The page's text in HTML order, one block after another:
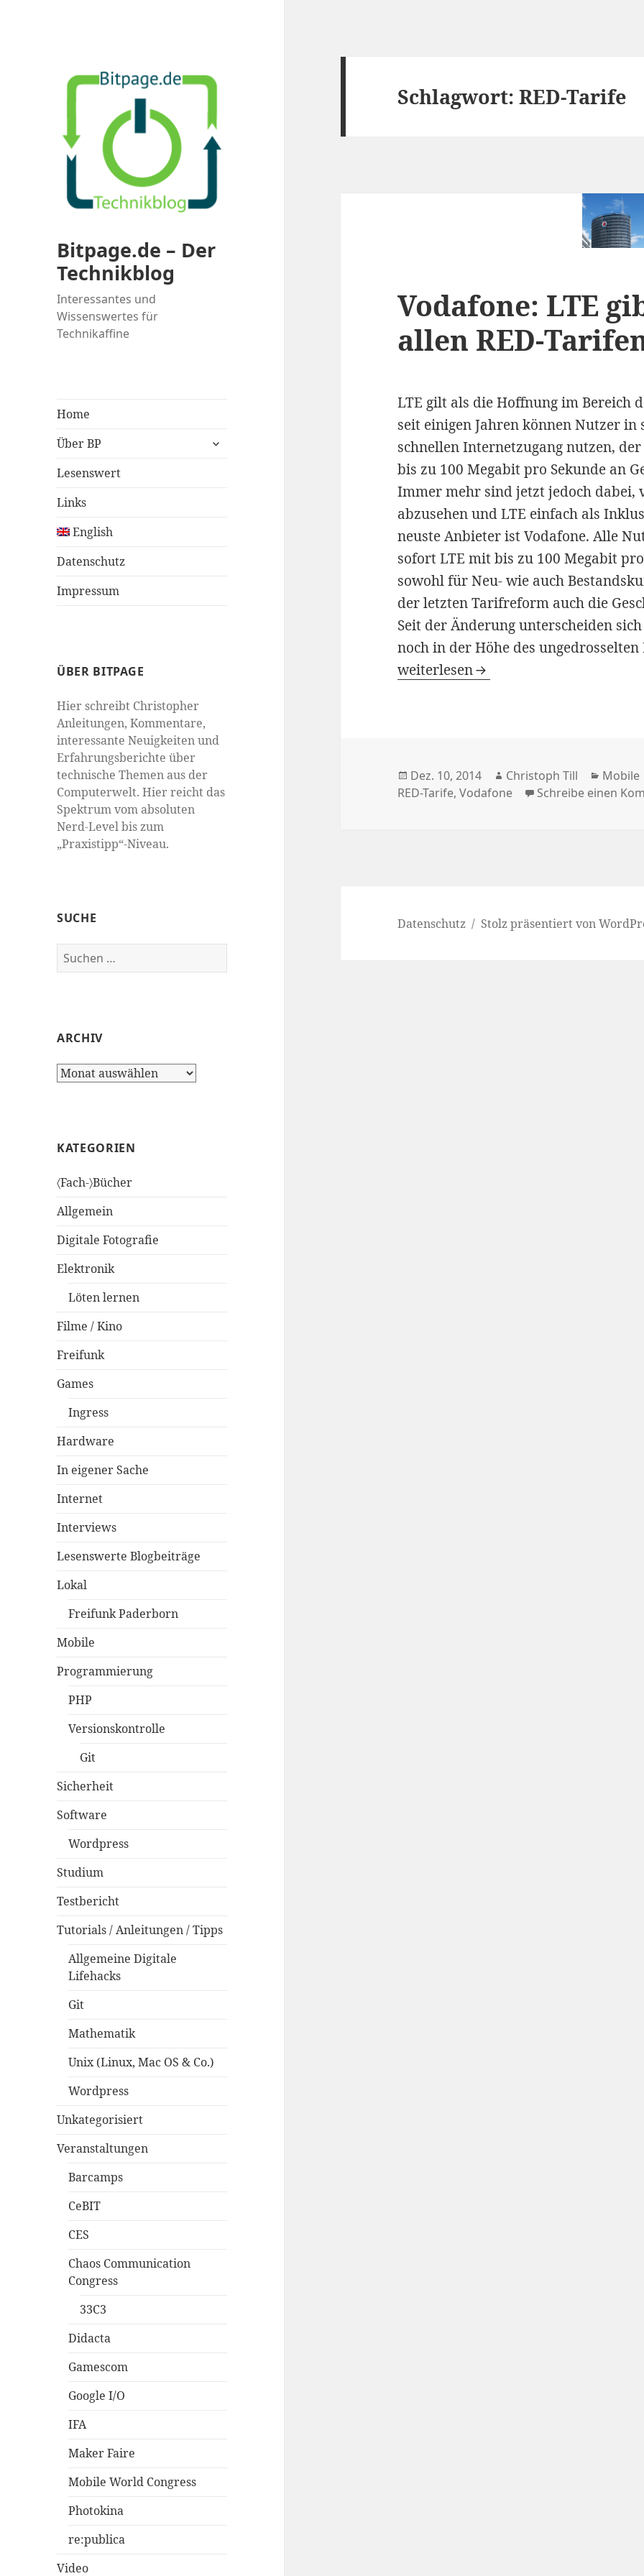
Bitpage.de – Der
Technikblog
Interessantes und
Wissenswertes für
Technikaffine
Home
Über BP
untermenü
Lesenswert
Links
English
Datenschutz
Impressum
ÜBER BITPAGE
Hier schreibt Christopher
Anleitungen, Kommentare,
interessante Neuigkeiten und
Erfahrungsberichte über
technische Themen aus der
Computerwelt. Hier reicht das
Spektrum vom absoluten
Nerd-Level bis zum
„Praxistipp“-Niveau.
SUCHE
Suchen
nach:
ARCHIV
Archiv
KATEGORIEN
〈Fach-〉Bücher
Allgemein
Digitale Fotografie
Elektronik
Löten lernen
Filme / Kino
Freifunk
Games
Ingress
Hardware
In eigener Sache
Internet
Interviews
Lesenswerte Blogbeiträge
Lokal
Freifunk Paderborn
Mobile
Programmierung
PHP
Versionskontrolle
Git
Sicherheit
Software
Wordpress
Studium
Testbericht
Tutorials / Anleitungen / Tipps
Allgemeine Digitale
Lifehacks
Git
Mathematik
Unix (Linux, Mac OS & Co.)
Wordpress
Unkategorisiert
Veranstaltungen
Barcamps
CeBIT
CES
Chaos Communication
Congress
33C3
Didacta
Gamescom
Google I/O
IFA
Maker Faire
Mobile World Congress
Photokina
re:publica
Video
Schlagwort:RED-Tarife
Vodafone: LTE
allen RED-
LTE gilt als die Hoffnung im Bereich
seit einigen Jahren können Nutzer in
schnellen Internetzugang nutzen,
bis zu 100 Megabit pro Sekunde an
Immer mehr sind jetzt jedoch dabei,
abzusehen und LTE einfach als
neuste Anbieter ist Vodafone. Alle
sofort LTE mit bis zu 100 Megabit
sowohl für Neu- wie auch
der letzten Tarifreform auch die
Seit der Änderung unterscheiden
noch in der Höhe des
Vodafone: LTE gibt’s ab sofort in
weiterlesen
Veröffentlicht
am
Dez. 10, 2014 Autor
Christoph Till Mobile
RED-Tarife,Vodafone Schreibe einen
Datenschutz Stolz präsentiert von